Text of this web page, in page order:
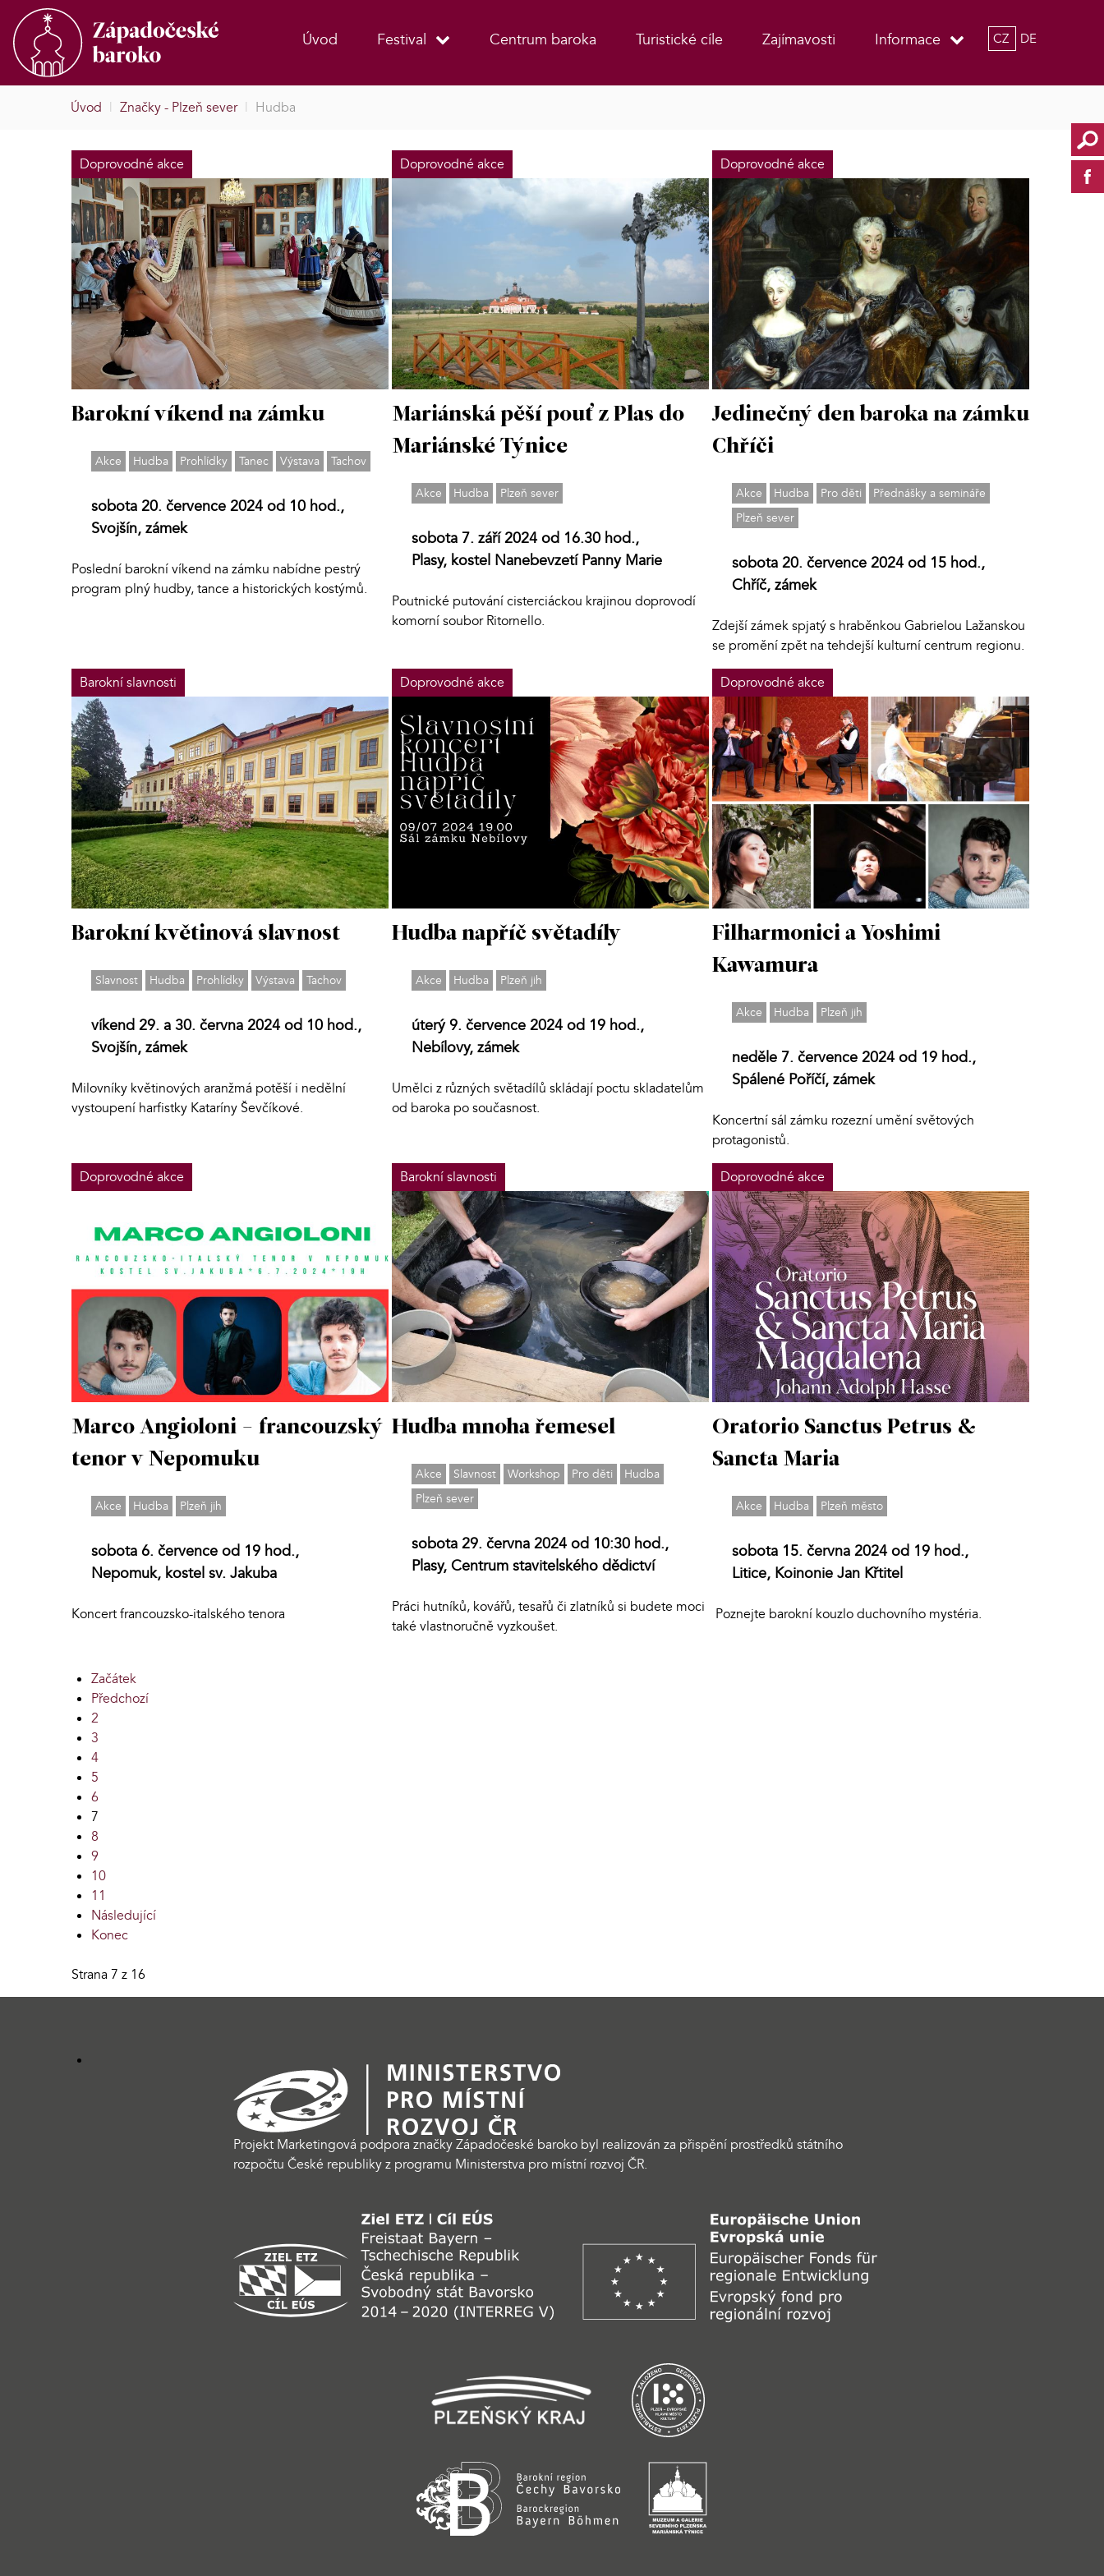
Úvod Festival Centrum baroka Turistické cíle Zajímavosti Informace CZ DE
Úvod | Značky - Plzeň sever | Hudba
Doprovodné akce
Barokní víkend na zámku
Akce Hudba Prohlídky Tanec Výstava Tachov
sobota 20. července 2024 od 10 hod.,
Svojšín, zámek
Poslední barokní víkend na zámku nabídne pestrý
program plný hudby, tance a historických kostýmů.
Doprovodné akce
Mariánská pěší pouť z Plas do
Mariánské Týnice
Akce Hudba Plzeň sever
sobota 7. září 2024 od 16.30 hod.,
Plasy, kostel Nanebevzetí Panny Marie
Poutnické putování cisterciáckou krajinou doprovodí
komorní soubor Ritornello.
Doprovodné akce
Jedinečný den baroka na zámku
Chříči
Akce Hudba Pro děti
Přednášky a semináře
Plzeň sever
sobota 20. července 2024 od 15 hod.,
Chříč, zámek
Zdejší zámek spjatý s hraběnkou Gabrielou Lažanskou
se promění zpět na tehdejší kulturní centrum regionu.
Barokní slavnosti
Barokní květinová slavnost
Slavnost Hudba Prohlídky Výstava Tachov
víkend 29. a 30. června 2024 od 10 hod.,
Svojšín, zámek
Milovníky květinových aranžmá potěší i nedělní
vystoupení harfistky Kataríny Ševčíkové.
Doprovodné akce
Hudba napříč světadíly
Akce Hudba Plzeň jih
úterý 9. července 2024 od 19 hod.,
Nebílovy, zámek
Umělci z různých světadílů skládají poctu skladatelům
od baroka po současnost.
Doprovodné akce
Filharmonici a Yoshimi
Kawamura
Akce Hudba Plzeň jih
neděle 7. července 2024 od 19 hod.,
Spálené Poříčí, zámek
Koncertní sál zámku rozezní umění světových
protagonistů.
Doprovodné akce
Marco Angioloni - francouzský
tenor v Nepomuku
Akce Hudba Plzeň jih
sobota 6. července od 19 hod.,
Nepomuk, kostel sv. Jakuba
Koncert francouzsko-italského tenora
Barokní slavnosti
Hudba mnoha řemesel
Akce Slavnost Workshop Pro děti
Hudba
Plzeň sever
sobota 29. června 2024 od 10:30 hod.,
Plasy, Centrum stavitelského dědictví
Práci hutníků, kovářů, tesařů či zlatníků si budete moci
také vlastnoručně vyzkoušet.
Doprovodné akce
Oratorio Sanctus Petrus &
Sancta Maria
Akce Hudba Plzeň město
sobota 15. června 2024 od 19 hod.,
Litice, Koinonie Jan Křtitel
Poznejte barokní kouzlo duchovního mystéria.
Začátek
Předchozí
2
3
4
5
6
7
8
9
10
11
Následující
Konec
Strana 7 z 16
Projekt Marketingová podpora značky Západočeské baroko byl realizován za přispění prostředků státního
rozpočtu České republiky z programu Ministerstva pro místní rozvoj ČR.